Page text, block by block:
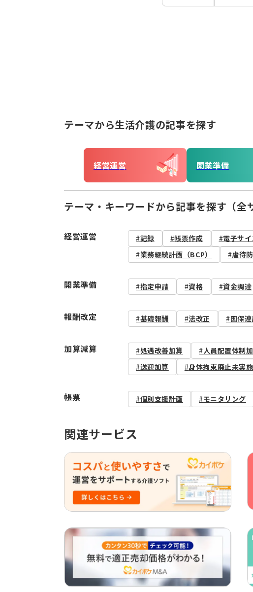
テーマから生活介護の記事を探す
経営運営 開業準備
テーマ・キーワードから記事を探す（全
経営運営 記録 帳票作成 電子サイ
業務継続計画（BCP）
虐待
開業準備 指定申請 資格 資金調達
報酬改定 基礎報酬 法改正 国保
加算減算 処遇改善加算 人員配置体制
送迎加算
身体拘束廃止未実
帳票 個別支援計画 モニタリング
関連サービス